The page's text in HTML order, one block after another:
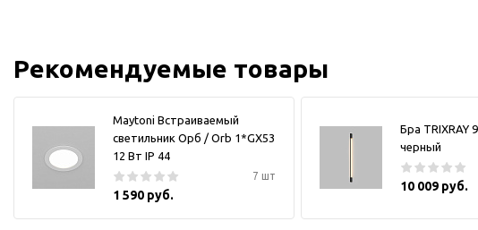
Рекомендуемые товары
Maytoni Встраиваемый
светильник Орб / Orb 1*GX53
12 Вт IP 44
7 шт
1 590 руб.
Бра TRIXRAY
черный
10 009 руб.